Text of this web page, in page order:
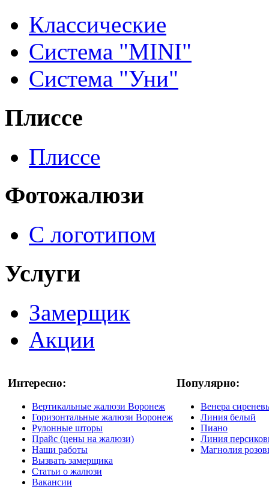
Классические
Система "MINI"
Система "Уни"
Плиссе
Плиссе
Фотожалюзи
С логотипом
Услуги
Замерщик
Акции
Интересно:
Вертикальные жалюзи Воронеж
Горизонтальные жалюзи Воронеж
Рулонные шторы
Прайс (цены на жалюзи)
Наши работы
Вызвать замерщика
Статьи о жалюзи
Вакансии
Популярно:
Венера
Линия белый
Пиано
Линия
Магнолия